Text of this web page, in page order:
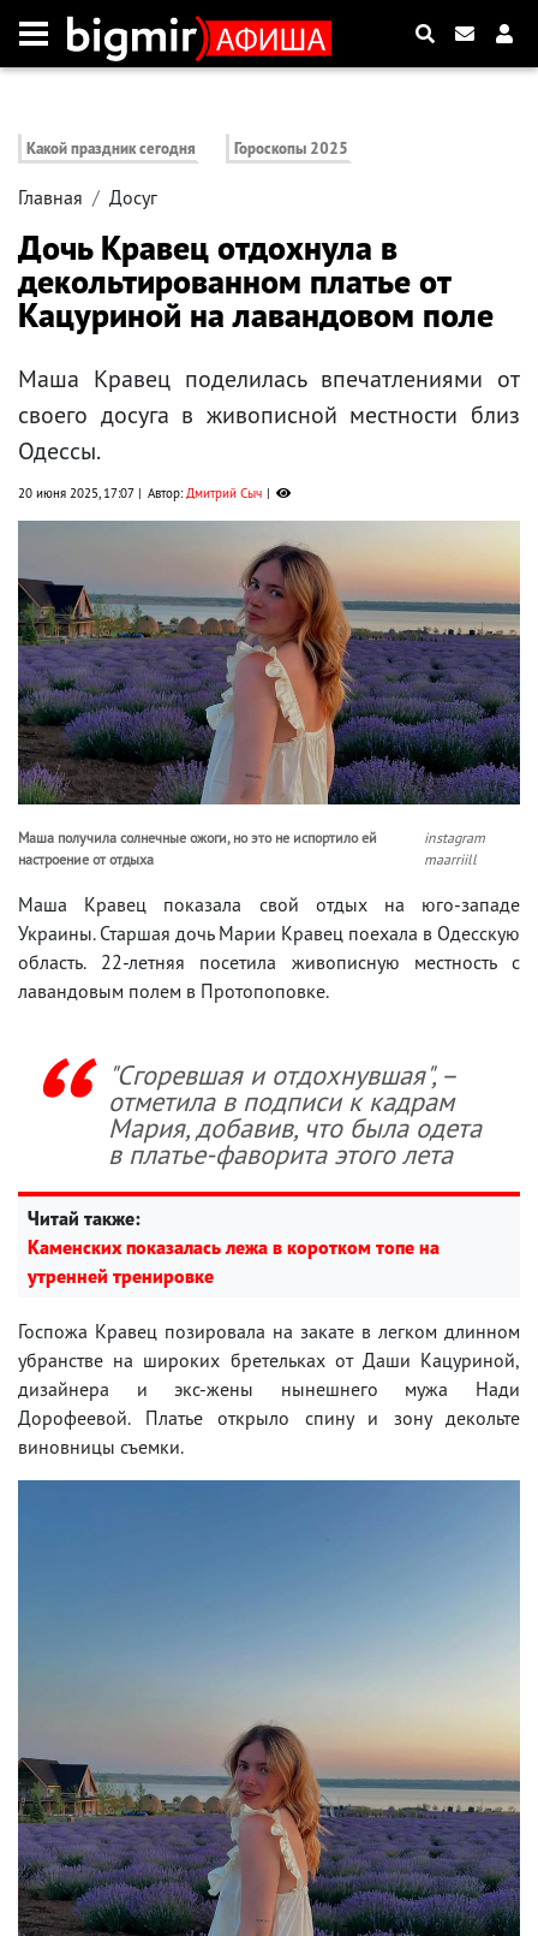
Какой праздник сегодня Гороскопы 2025
Главная Досуг
Дочь Кравец отдохнула в
декольтированном платье от
Кацуриной на лавандовом поле
Маша Кравец поделилась впечатлениями от
своего досуга в живописной местности близ
Одессы.
20 июня 2025, 17:07 Автор:Дмитрий Сыч
Маша получила солнечные ожоги, но это не испортило ей
настроение от отдыха
instagram
maarriill
Маша Кравец показала свой отдых на юго-западе
Украины. Старшая дочь Марии Кравец поехала в Одесскую
область. 22-летняя посетила живописную местность с
лавандовым полем в Протопоповке.
"Сгоревшая и отдохнувшая", –
отметила в подписи к кадрам
Мария, добавив, что была одета
в платье-фаворита этого лета
Читай также:
Каменских показалась лежа в коротком топе на
утренней тренировке
Госпожа Кравец позировала на закате в легком длинном
убранстве на широких бретельках от Даши Кацуриной,
дизайнера и экс-жены нынешнего мужа Нади
Дорофеевой. Платье открыло спину и зону декольте
виновницы съемки.